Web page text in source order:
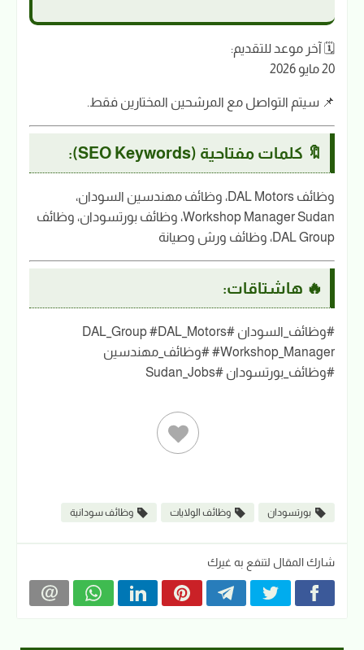
🗓️ آخر موعد للتقديم:
20 مايو 2026
📌 سيتم التواصل مع المرشحين المختارين فقط.
🔖 كلمات مفتاحية (SEO Keywords):
وظائف DAL Motors، وظائف مهندسين السودان،
Workshop Manager Sudan، وظائف بورتسودان، وظائف
DAL Group، وظائف ورش وصيانة
🔥 هاشتاقات:
#وظائف_السودان #DAL_Group #DAL_Motors
#Workshop_Manager #وظائف_مهندسين
#وظائف_بورتسودان #Sudan_Jobs
بورتسودان وظائف الولايات وظائف سودانية
شارك المقال لتنفع به غيرك